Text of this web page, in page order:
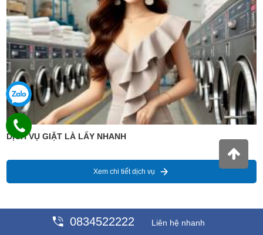
DỊCH VỤ GIẶT LÀ LẤY NHANH
Xem chi tiết dịch vụ
Giá : 99,889 VNĐ
0834522222 Liên hệ nhanh